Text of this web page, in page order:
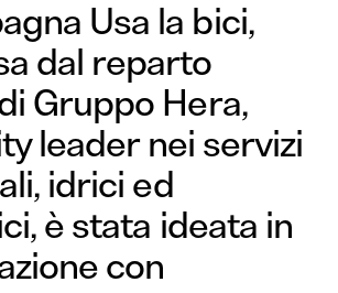
Usa la bici,
dal reparto
Gruppo Hera,
leader nei servizi
idrici ed
è stata ideata in
con